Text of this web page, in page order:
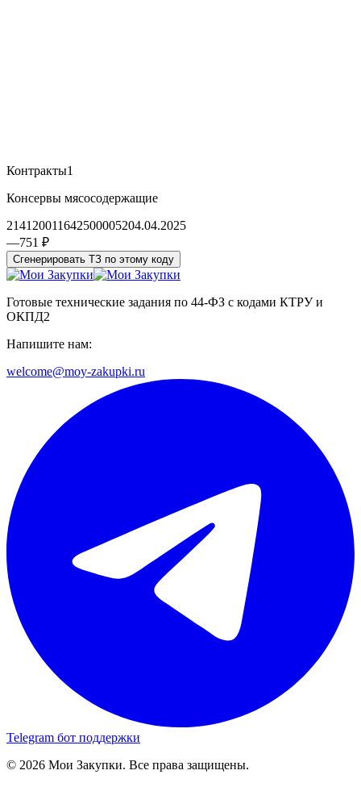
Контракты1
Консервы мясосодержащие
214120011642500005204.04.2025
—751 ₽
Сгенерировать ТЗ по этому коду
Готовые технические задания по 44-ФЗ с кодами КТРУ и
ОКПД2
Напишите нам:
welcome@moy-zakupki.ru
Telegram бот поддержки
© 2026 Мои Закупки. Все права защищены.